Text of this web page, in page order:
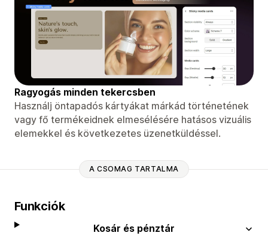
Ragyogás minden tekercsben
Használj öntapadós kártyákat márkád történetének
vagy fő termékeidnek elmesélésére hatásos vizuális
elemekkel és következetes üzenetküldéssel.
A CSOMAG TARTALMA
Funkciók
Kosár és pénztár